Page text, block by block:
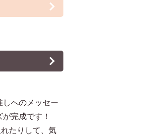
へのメッセー
完成です！
たりして、気